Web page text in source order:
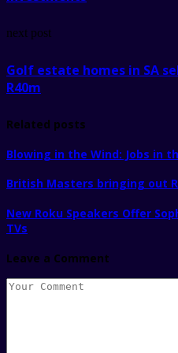
next post
Golf estate homes in SA
R40m
Related posts
Blowing in the Wind: Jobs in
British Masters bringing out
New Roku Speakers Offer
TVs
Leave a Comment